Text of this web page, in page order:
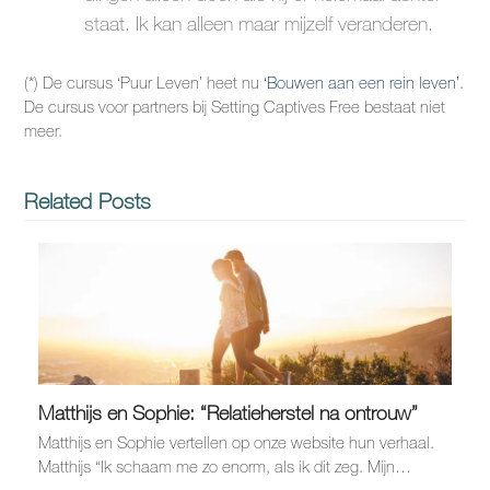
staat. Ik kan alleen maar mijzelf veranderen.
(*) De cursus ‘Puur Leven’ heet nu ‘Bouwen aan een rein leven’.
De cursus voor partners bij Setting Captives Free bestaat niet
meer.
Related Posts
Matthijs en Sophie: “Relatieherstel na ontrouw”
Matthijs en Sophie vertellen op onze website hun verhaal.
Matthijs “Ik schaam me zo enorm, als ik dit zeg. Mijn…